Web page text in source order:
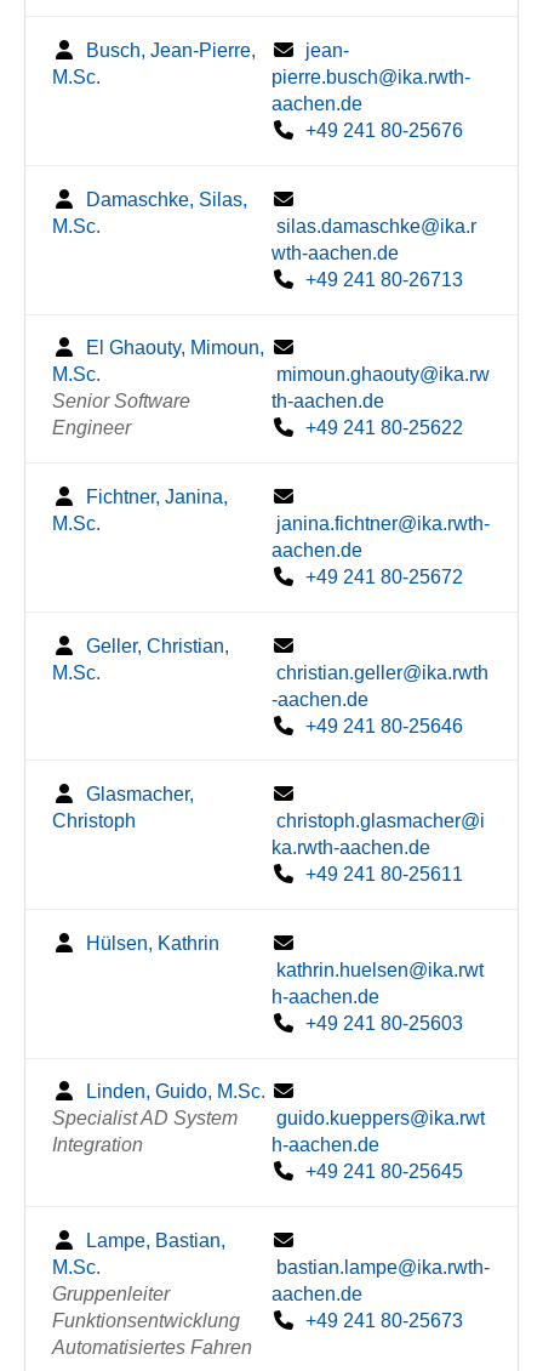
Busch, Jean-Pierre,
M.Sc.
jean-
pierre.busch@ika.rwth-
aachen.de
+49 241 80-25676
Damaschke, Silas,
M.Sc.
silas.damaschke@ika.r
wth-aachen.de
+49 241 80-26713
El Ghaouty, Mimoun,
M.Sc.
Senior Software
Engineer
mimoun.ghaouty@ika.rw
th-aachen.de
+49 241 80-25622
Fichtner, Janina,
M.Sc.
janina.fichtner@ika.rwth-
aachen.de
+49 241 80-25672
Geller, Christian,
M.Sc.
christian.geller@ika.rwth
-aachen.de
+49 241 80-25646
Glasmacher,
Christoph
christoph.glasmacher@i
ka.rwth-aachen.de
+49 241 80-25611
Hülsen, Kathrin
kathrin.huelsen@ika.rwt
h-aachen.de
+49 241 80-25603
Linden, Guido, M.Sc.
Specialist AD System
Integration
guido.kueppers@ika.rwt
h-aachen.de
+49 241 80-25645
Lampe, Bastian,
M.Sc.
Gruppenleiter
Funktionsentwicklung
Automatisiertes Fahren
bastian.lampe@ika.rwth-
aachen.de
+49 241 80-25673